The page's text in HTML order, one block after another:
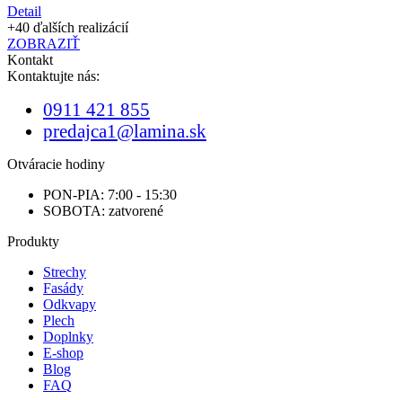
Detail
+40 ďalších realizácií
ZOBRAZIŤ
Kontakt
Kontaktujte nás:
0911 421 855
predajca1@lamina.sk
Otváracie hodiny
PON-PIA: 7:00 - 15:30
SOBOTA: zatvorené
Produkty
Strechy
Fasády
Odkvapy
Plech
Doplnky
E-shop
Blog
FAQ